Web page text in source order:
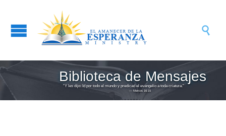

Biblioteca de Mensajes
“Y les dijo: Id por todo el mundo y predicad el evangelio a toda criatura.”
― Marcos 16:15